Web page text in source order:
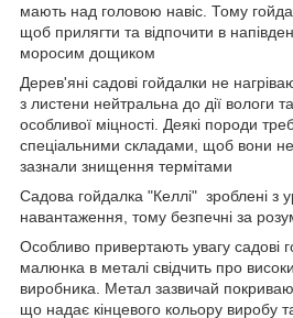
мають над головою навіс. Тому
щоб прилягти та відпочити в
моросим дощиком
Дерев'яні садові гойдалки не
з листени нейтральна до дії вологи
особливої міцності. Деякі породи
спеціальними складами, щоб вони не
зазнали знищення термітами
Садова гойдалка "Келлі" зроблені з
навантаження, тому безпечні за
Особливо привертають увагу садові
малюнка в металі свідчить про
виробника. Метал зазвичай
що надає кінцевого кольору виробу